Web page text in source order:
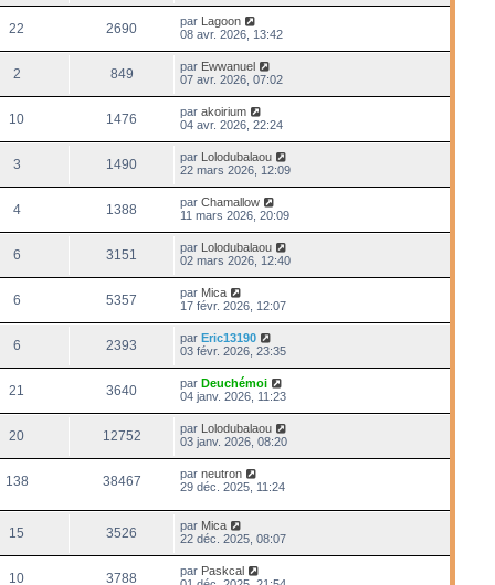
22 2690 par Lagoon
08 avr. 2026, 13:42
2 849 par Ewwanuel
07 avr. 2026, 07:02
10 1476 parakoirium
04 avr. 2026, 22:24
3 1490 par Lolodubalaou
22 mars 2026, 12:09
4 1388 parChamallow
11 mars 2026, 20:09
6 3151 par Lolodubalaou
02 mars 2026, 12:40
6 5357 par Mica
17 févr. 2026, 12:07
6 2393 parEric13190
03 févr. 2026, 23:35
21 3640 parDeuchémoi
04 janv. 2026, 11:23
20 12752 par Lolodubalaou
03 janv. 2026, 08:20
138 38467 parneutron
29 déc. 2025, 11:24
15 3526 par Mica
22 déc. 2025, 08:07
10 3788 par Paskcal